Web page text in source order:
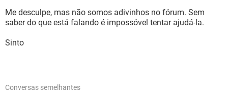
Me desculpe, mas não somos adivinhos no fórum. Sem
saber do que está falando é impossóvel tentar ajudá-la.
Sinto
Conversas semelhantes